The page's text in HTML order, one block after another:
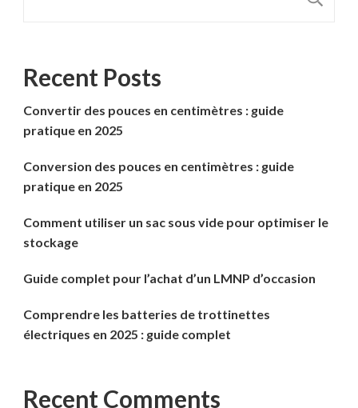
Recent Posts
Convertir des pouces en centimètres : guide
pratique en 2025
Conversion des pouces en centimètres : guide
pratique en 2025
Comment utiliser un sac sous vide pour optimiser le
stockage
Guide complet pour l’achat d’un LMNP d’occasion
Comprendre les batteries de trottinettes
électriques en 2025 : guide complet
Recent Comments